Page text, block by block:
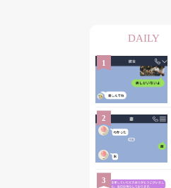
DAILY